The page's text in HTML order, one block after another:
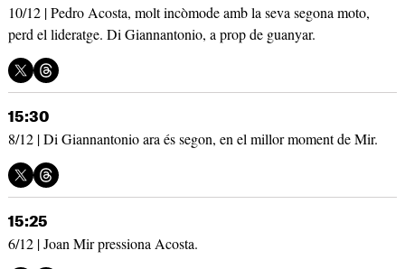
10/12 | Pedro Acosta, molt incòmode amb la seva segona moto,
perd el lideratge. Di Giannantonio, a prop de guanyar.
15:30
8/12 | Di Giannantonio ara és segon, en el millor moment de Mir.
15:25
6/12 | Joan Mir pressiona Acosta.